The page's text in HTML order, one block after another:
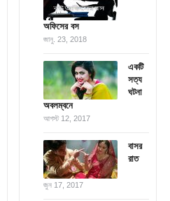
অফিসের বস
জানু. 23, 2018
একটি
সত্য
ঘটনা
অবলম্বনে
আগস্ট 12, 2017
বাসর
রাত
জুন 17, 2017